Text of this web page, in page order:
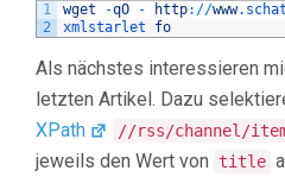
1
2
wget -qO - http: //www
xmlstarlet fo
Als nächstes interessieren
letzten Artikel. Dazu
XPath
//rss/channel/
jeweils den Wert von
title